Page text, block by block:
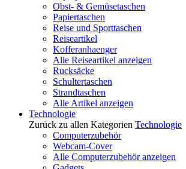
Obst- & Gemüsetaschen
Papiertaschen
Reise und Sporttaschen
Reiseartikel
Kofferanhaenger
Alle Reiseartikel anzeigen
Rucksäcke
Schultertaschen
Strandtaschen
Alle Artikel anzeigen
Technologie
Zurück zu allen Kategorien Technologie
Computerzubehör
Webcam-Cover
Alle Computerzubehör anzeigen